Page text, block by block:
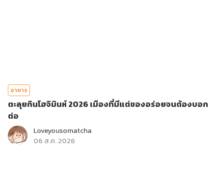
อาหาร
ตะลุยกินโฮจิมินห์ 2026 เมืองที่มีแต่ของอร่อยจนต้องบอก
ต่อ
Loveyousomatcha
06 ส.ค. 2026